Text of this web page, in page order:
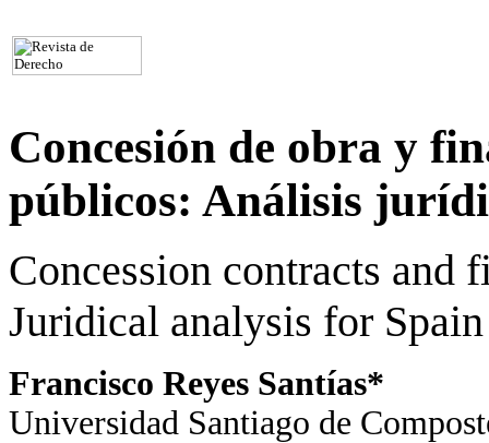
Concesión de obra y
públicos: Análisis
Concession contracts and
Juridical analysis for Spain
Francisco Reyes Santías*
Universidad Santiago de